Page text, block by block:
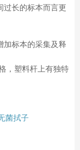
过长的标本而言更
标本的采集及释
，塑料杆上有独特
菌拭子